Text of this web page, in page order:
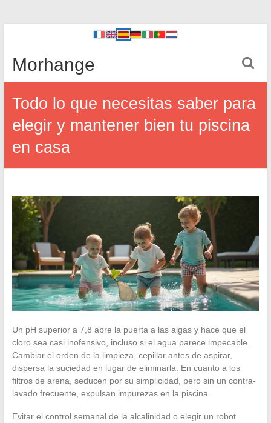
Morhange
Todo lo que necesitas saber para
elegir y mantener bien tu piscina
en casa
Un pH superior a 7,8 abre la puerta a las algas y hace que el
cloro sea casi inofensivo, incluso si el agua parece impecable.
Cambiar el orden de la limpieza, cepillar antes de aspirar,
dispersa la suciedad en lugar de eliminarla. En cuanto a los
filtros de arena, seducen por su simplicidad, pero sin un contra-
lavado frecuente, expulsan impurezas en la piscina.
Evitar el control semanal de la alcalinidad o elegir un robot